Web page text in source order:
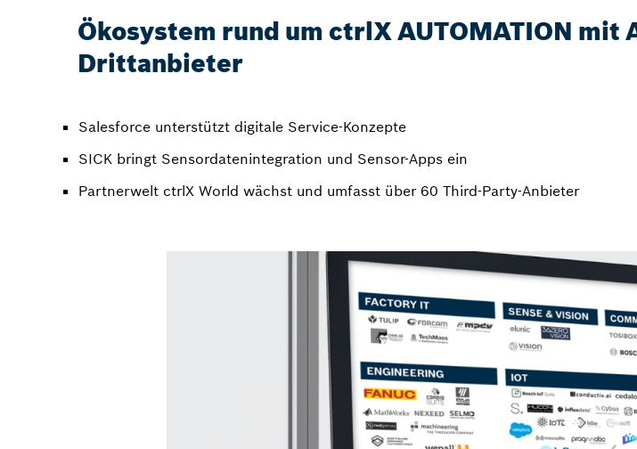
Ökosystem rund um ctrlX AUTOMATION
Drittanbieter
Salesforce unterstützt digitale Service-Konzepte
SICK bringt Sensordatenintegration und Sensor-Apps ein
Partnerwelt ctrlX World wächst und umfasst über 60 Third-Party-Anbieter